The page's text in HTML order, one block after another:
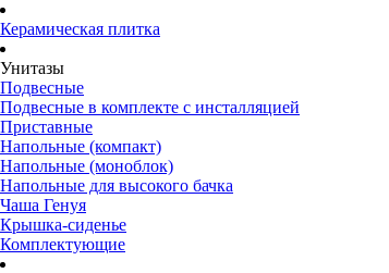
Керамическая плитка
Унитазы
Подвесные
Подвесные в комплекте с инсталляцией
Приставные
Напольные (компакт)
Напольные (моноблок)
Напольные для высокого бачка
Чаша Генуя
Крышка-сиденье
Комплектующие